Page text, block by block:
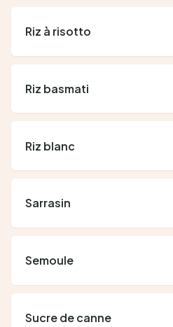
Riz à risotto
Riz basmati
Riz blanc
Sarrasin
Semoule
Sucre de canne